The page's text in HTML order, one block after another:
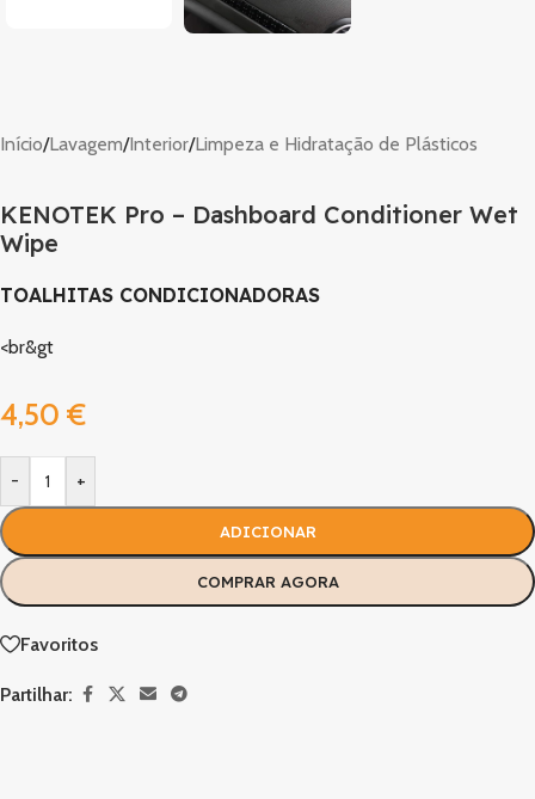
Início/Lavagem/Interior/Limpeza e Hidratação de Plásticos
KENOTEK Pro – Dashboard Conditioner Wet
Wipe
TOALHITAS CONDICIONADORAS
<br&gt
4,50 €
- +
ADICIONAR
COMPRAR AGORA
Favoritos
Partilhar: